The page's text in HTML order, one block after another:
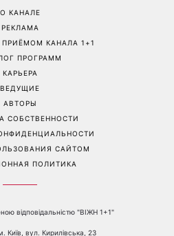
О КАНАЛЕ
РЕКЛАМА
КАНАЛА 1+1
ПРОГРАММ
КАРЬЕРА
ВЕДУЩИЕ
АВТОРЫ
СОБСТВЕННОСТИ
САЙТОМ
ПОЛИТИКА
відповідальністю "ВІЖН 1+1"
Київ, вул. Кирилівська, 23